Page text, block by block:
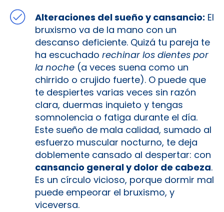
Alteraciones del sueño y cansancio: El
bruxismo va de la mano con un
descanso deficiente. Quizá tu pareja te
ha escuchado rechinar los dientes por
la noche (a veces suena como un
chirrido o crujido fuerte). O puede que
te despiertes varias veces sin razón
clara, duermas inquieto y tengas
somnolencia o fatiga durante el día.
Este sueño de mala calidad, sumado al
esfuerzo muscular nocturno, te deja
doblemente cansado al despertar: con
cansancio general y dolor de cabeza.
Es un círculo vicioso, porque dormir mal
puede empeorar el bruxismo, y
viceversa.